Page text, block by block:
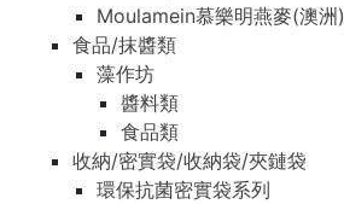
Moulamein慕樂明燕麥(澳洲)
食品/抹醬類
藻作坊
醬料類
食品類
收納/密實袋/收納袋/夾鏈袋
環保抗菌密實袋系列